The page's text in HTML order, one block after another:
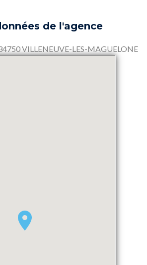
de l'agence
VILLENEUVE-LES-MAGUELONE